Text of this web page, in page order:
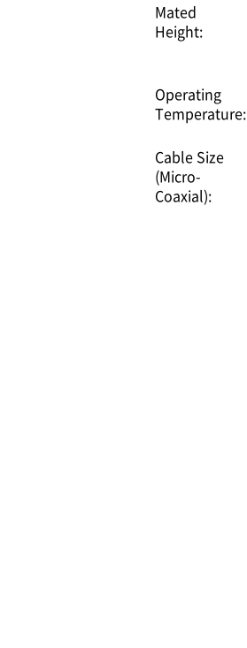
Mated
Height:
Operating
Temperature:
Cable Size
(Micro-
Coaxial):